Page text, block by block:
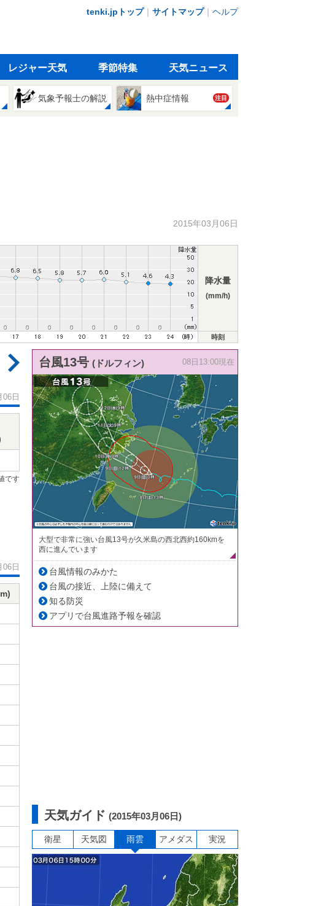
tenki.jpトップ｜ サイトマップ｜ ヘルプ
レジャー天気 季節特集 天気ニュース
気象予報士の解説 熱中症情報 注目
2015年03月06日
降水量
(mm/h)
時刻
06日
です
06日
台風13号 (ドルフィン) 08日13:00現在
大型で非常に強い台風13号が久米島の西北西約160kmを
西に進んでいます
台風情報のみかた
台風の接近、上陸に備えて
知る防災
アプリで台風進路予報を確認
天気ガイド (2015年03月06日)
衛星 天気図 雨雲 アメダス 実況